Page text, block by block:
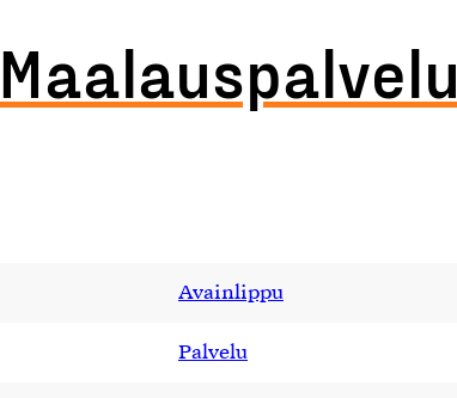
Maalauspalvelu
Avainlippu
Palvelu